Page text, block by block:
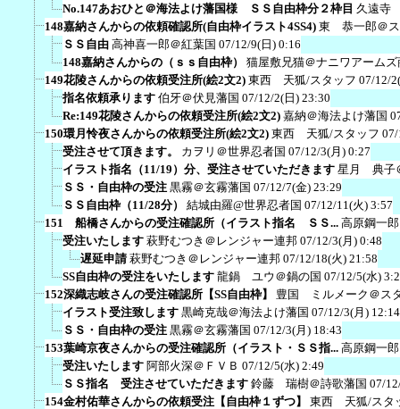
No.147あおひと＠海法よけ藩国様 ＳＳ自由枠分２枠目 久遠寺
148嘉納さんからの依頼確認所(自由枠イラスト4SS4) 東 恭一郎＠
ＳＳ自由 高神喜一郎＠紅葉国 07/12/9(日) 0:16
148嘉納さんからの（ｓｓ自由枠）
猫屋敷兄猫＠ナニワアームズ
149花陵さんからの依頼受注所(絵2文2) 東西 天狐/スタッフ 07/12/
指名依頼承ります 伯牙＠伏見藩国 07/12/2(日) 23:30
Re:149花陵さんからの依頼受注所(絵2文2) 嘉納＠海法よけ藩国
150環月怜夜さんからの依頼受注所(絵2文2) 東西 天狐/スタッフ
受注させて頂きます。
カヲリ＠世界忍者国 07/12/3(月) 0:27
イラスト指名（11/19）分、受注させていただきます 星月 典子
ＳＳ・自由枠の受注 黒霧＠玄霧藩国 07/12/7(金) 23:29
ＳＳ自由枠（11/28分）
結城由羅@世界忍者国 07/12/11(火) 3:57
151 船橋さんからの受注確認所（イラスト指名 ＳＳ... 高原鋼一
受注いたします 萩野むつき＠レンジャー連邦 07/12/3(月) 0:48
遅延申請 萩野むつき＠レンジャー連邦 07/12/18(火) 21:58
SS自由枠の受注をいたします 龍鍋 ユウ＠鍋の国 07/12/5(水)
152深織志岐さんの受注確認所【SS自由枠】
豊国 ミルメーク＠ス
イラスト受注致します 黒崎克哉＠海法よけ藩国 07/12/3(月) 12:14
ＳＳ・自由枠の受注 黒霧＠玄霧藩国 07/12/3(月) 18:43
153葉崎京夜さんからの受注確認所（イラスト・ＳＳ指... 高原鋼一
受注いたします 阿部火深＠ＦＶＢ 07/12/5(水) 2:49
ＳＳ指名 受注させていただきます 鈴藤 瑞樹＠詩歌藩国 07/
154金村佑華さんからの依頼受注【自由枠１ずつ】
東西 天狐/スタ